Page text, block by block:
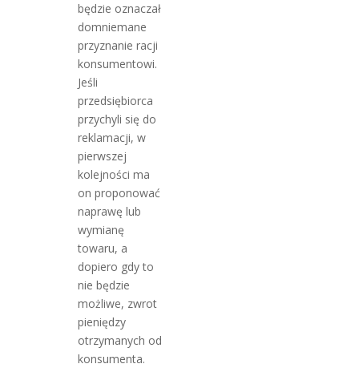
będzie oznaczał
domniemane
przyznanie racji
konsumentowi.
Jeśli
przedsiębiorca
przychyli się do
reklamacji, w
pierwszej
kolejności ma
on proponować
naprawę lub
wymianę
towaru, a
dopiero gdy to
nie będzie
możliwe, zwrot
pieniędzy
otrzymanych od
konsumenta.